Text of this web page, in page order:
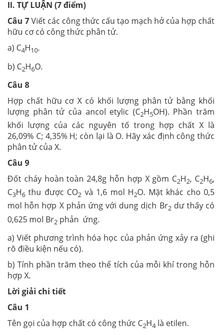
II. TỰ LUẬN (7 điểm)
Câu 7Viết các công thức cấu tạo mạch hở của hợp chất
hữu cơ có công thức phân tử.
a) C4H10.
b) C2H6O.
Câu 8
Hợp chất hữu cơ X có khối lượng phân tử bằng khối
lượng phân tử của ancol etylic (C2H5OH). Phần trăm
khối lượng của các nguyên tố trong hợp chất X là
26,09% C; 4,35% H; còn lại là O. Hãy xác định công thức
phân tử của X.
Câu 9
Đốt cháy hoàn toàn 24,8g hỗn hợp X gồm C2H2, C2H6,
C3H6 thu được CO2 và 1,6 mol H2O. Mặt khác cho 0,5
mol hỗn hợp X phản ứng với dung dịch Br2dư thấy có
0,625 mol Br2 phản ứng.
a) Viết phương trình hóa học của phản ứng xảy ra (ghi
rõ điều kiện nếu có).
b) Tính phần trăm theo thể tích của mỗi khí trong hỗn
hợp X.
Lời giải chi tiết
Câu 1
Tên gọi của hợp chất có công thức C2H4 là etilen.